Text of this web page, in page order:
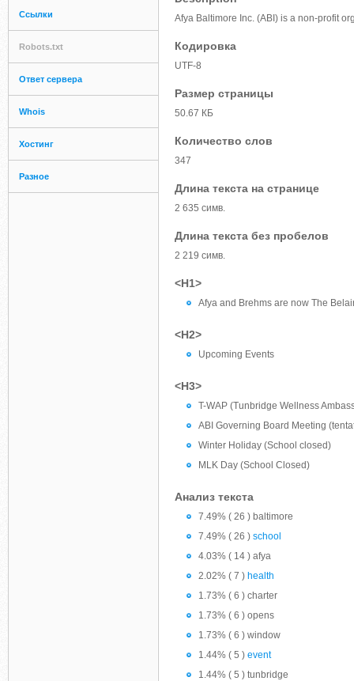
Ссылки
Robots.txt
Ответ сервера
Whois
Хостинг
Разное
Afya Baltimore Inc. (ABI) is a non-profit
Кодировка
UTF-8
Размер страницы
50.67 КБ
Количество слов
347
Длина текста на странице
2 635 симв.
Длина текста без пробелов
2 219 симв.
<H1>
Afya and Brehms are now The
<H2>
Upcoming Events
<H3>
T-WAP (Tunbridge Wellness
ABI Governing Board Meeting
Winter Holiday (School closed)
MLK Day (School Closed)
Анализ текста
7.49% ( 26 ) baltimore
7.49% ( 26 ) school
4.03% ( 14 ) afya
2.02% ( 7 ) health
1.73% ( 6 ) charter
1.73% ( 6 ) opens
1.73% ( 6 ) window
1.44% ( 5 ) event
1.44% ( 5 ) tunbridge